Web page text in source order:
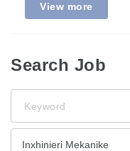
View more
Search Job
Inxhinieri Mekanike